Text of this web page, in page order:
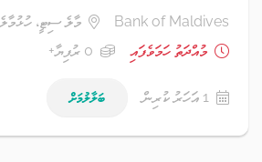
Bank of Maldives
މާލެ ސިޓީ، ހުޅުމާލެ
މުއްދަތު ހަމަވެފައި
0 ރުފިޔާ+
1 އަހަރު ކުރިން ބަލާލުމަށް